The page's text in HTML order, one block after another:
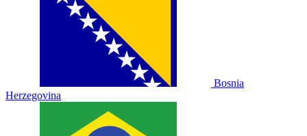
Bosnia
Herzegovina